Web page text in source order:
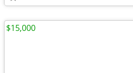
$15,000